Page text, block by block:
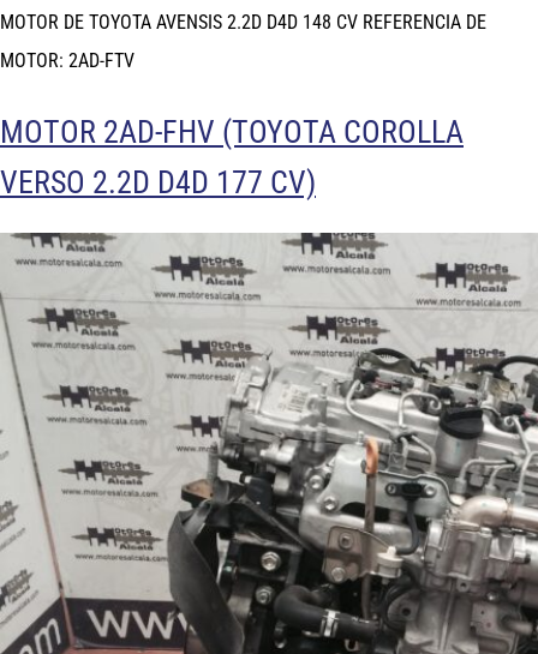
MOTOR DE TOYOTA AVENSIS 2.2D D4D 148 CV REFERENCIA DE
MOTOR: 2AD-FTV
MOTOR 2AD-FHV (TOYOTA COROLLA
VERSO 2.2D D4D 177 CV)